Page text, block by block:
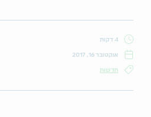
4 דקות
אוקטובר 16, 2017
חדשות